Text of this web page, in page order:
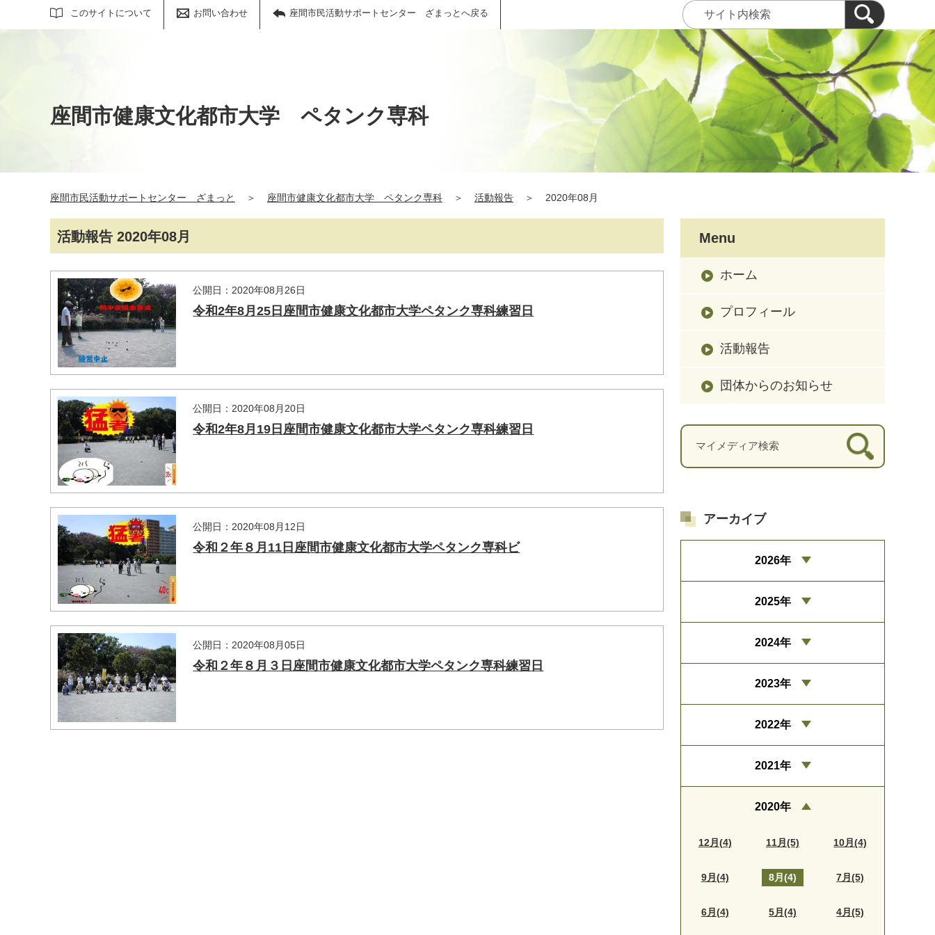
このサイトについて お問い合わせ 座間市民活動サポートセンター ざまっとへ戻る
サイト内検索
座間市健康文化都市大学 ペタンク専科
座間市民活動サポートセンター ざまっと ＞ 座間市健康文化都市大学 ペタンク専科 ＞ 活動報告 ＞ 2020年08月
活動報告 2020年08月
公開日：2020年08月26日
令和2年8月25日座間市健康文化都市大学ペタンク専科練習日
公開日：2020年08月20日
令和2年8月19日座間市健康文化都市大学ペタンク専科練習日
公開日：2020年08月12日
令和２年８月11日座間市健康文化都市大学ペタンク専科ビ
公開日：2020年08月05日
令和２年８月３日座間市健康文化都市大学ペタンク専科練習日
Menu
ホーム
プロフィール
活動報告
団体からのお知らせ
マイメディア検索
アーカイブ
2026年
2025年
2024年
2023年
2022年
2021年
2020年
12月(4) 11月(5) 10月(4)
9月(4) 8月(4) 7月(5)
6月(4) 5月(4) 4月(5)